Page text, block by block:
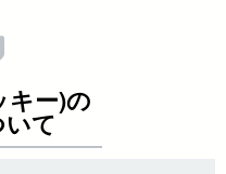
キー)の
て